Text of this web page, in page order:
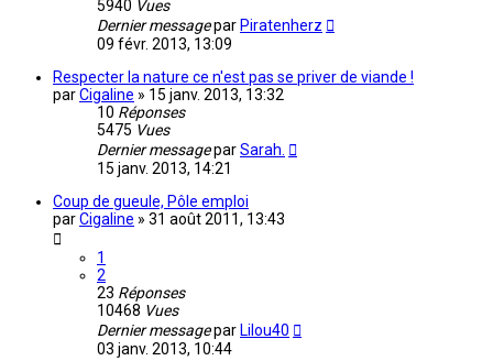
5940 Vues
Dernier messagepar Piratenherz
09 févr. 2013, 13:09
Respecter la nature ce n'est pas se priver de viande !
parCigaline » 15 janv. 2013, 13:32
10 Réponses
5475 Vues
Dernier messageparSarah.
15 janv. 2013, 14:21
Coup de gueule, Pôle emploi
parCigaline » 31 août 2011, 13:43
1
2
23 Réponses
10468 Vues
Dernier messagepar Lilou40
03 janv. 2013, 10:44